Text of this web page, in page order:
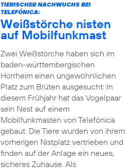
TIERISCHER NACHWUCHS BEI
TELEFÓNICA:
Weißstörche nisten
auf Mobilfunkmast
Zwei Weißstörche haben sich im
baden-württembergischen
Horrheim einen ungewöhnlichen
Platz zum Brüten ausgesucht: In
diesem Frühjahr hat das Vogelpaar
sein Nest auf einem
Mobilfunkmasten von Telefónica
gebaut. Die Tiere wurden von ihrem
vorherigen Nistplatz vertrieben und
finden auf der Anlage ein neues,
sicheres Zuhause. Als